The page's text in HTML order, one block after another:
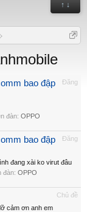
↑ ↓
Đăng
bao đập
đàn: OPPO
Đăng
bao đập
đang xài ko virut đâu
đàn: OPPO
Chủ đề
cảm ơn anh em